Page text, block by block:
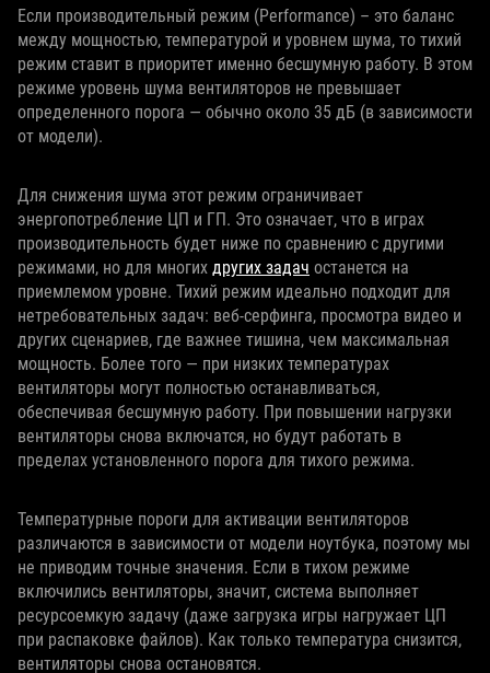
Если производительный режим (Performance) – это баланс
между мощностью, температурой и уровнем шума, то тихий
режим ставит в приоритет именно бесшумную работу. В этом
режиме уровень шума вентиляторов не превышает
определенного порога — обычно около 35 дБ (в зависимости
от модели).
Для снижения шума этот режим ограничивает
энергопотребление ЦП и ГП. Это означает, что в играх
производительность будет ниже по сравнению с другими
режимами, но для многих других задач останется на
приемлемом уровне. Тихий режим идеально подходит для
нетребовательных задач: веб-серфинга, просмотра видео и
других сценариев, где важнее тишина, чем максимальная
мощность. Более того — при низких температурах
вентиляторы могут полностью останавливаться,
обеспечивая бесшумную работу. При повышении нагрузки
вентиляторы снова включатся, но будут работать в
пределах установленного порога для тихого режима.
Температурные пороги для активации вентиляторов
различаются в зависимости от модели ноутбука, поэтому мы
не приводим точные значения. Если в тихом режиме
включились вентиляторы, значит, система выполняет
ресурсоемкую задачу (даже загрузка игры нагружает ЦП
при распаковке файлов). Как только температура снизится,
вентиляторы снова остановятся.